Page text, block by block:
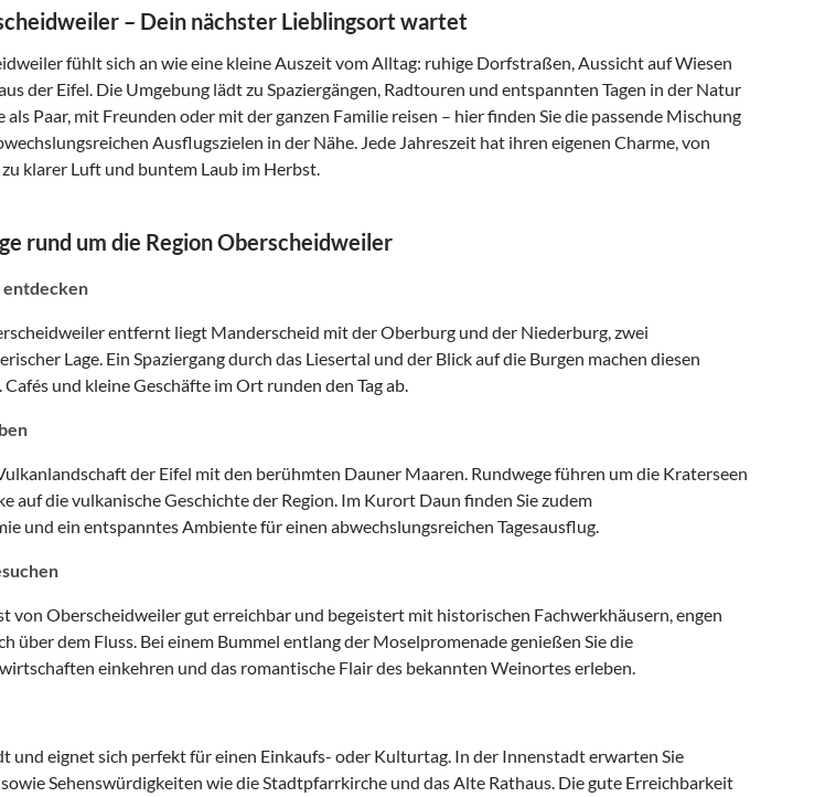
– Dein nächster Lieblingsort wartet
fühlt sich an wie eine kleine Auszeit vom Alltag: ruhige Dorfstraßen, Aussicht auf Wiesen
der Eifel. Die Umgebung lädt zu Spaziergängen, Radtouren und entspannten Tagen in der Natur
Paar, mit Freunden oder mit der ganzen Familie reisen – hier finden Sie die passende Mischung
Ausflugszielen in der Nähe. Jede Jahreszeit hat ihren eigenen Charme, von
klarer Luft und buntem Laub im Herbst.
rund um die Region Oberscheidweiler
entdecken
entfernt liegt Manderscheid mit der Oberburg und der Niederburg, zwei
Lage. Ein Spaziergang durch das Liesertal und der Blick auf die Burgen machen diesen
und kleine Geschäfte im Ort runden den Tag ab.
der Eifel mit den berühmten Dauner Maaren. Rundwege führen um die Kraterseen
auf die vulkanische Geschichte der Region. Im Kurort Daun finden Sie zudem
und ein entspanntes Ambiente für einen abwechslungsreichen Tagesausflug.
von Oberscheidweiler gut erreichbar und begeistert mit historischen Fachwerkhäusern, engen
über dem Fluss. Bei einem Bummel entlang der Moselpromenade genießen Sie die
einkehren und das romantische Flair des bekannten Weinortes erleben.
und eignet sich perfekt für einen Einkaufs- oder Kulturtag. In der Innenstadt erwarten Sie
Sehenswürdigkeiten wie die Stadtpfarrkirche und das Alte Rathaus. Die gute Erreichbarkeit